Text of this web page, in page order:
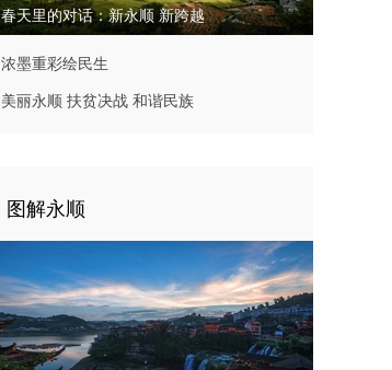
春天里的对话：新永顺 新跨越
浓墨重彩绘民生
美丽永顺 扶贫决战 和谐民族
图解永顺